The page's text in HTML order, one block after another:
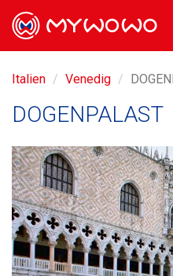
Italien Venedig
DOGENPALAST